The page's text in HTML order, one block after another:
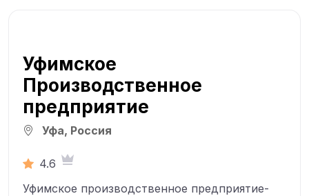
Уфимское
Производственное
предприятие
Уфа, Россия
4.6
Уфимское производственное предприятие-